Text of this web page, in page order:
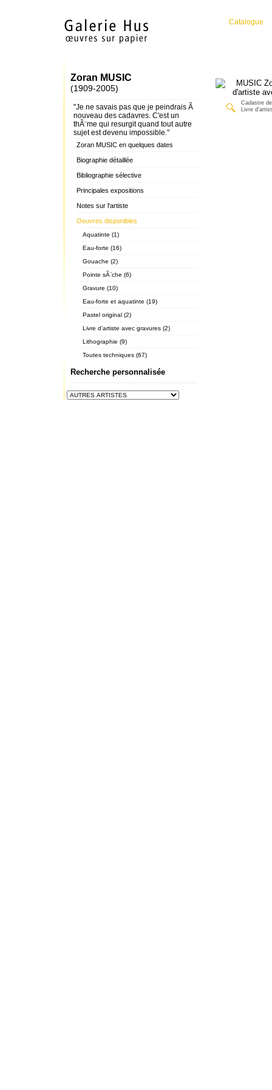
Catalogue
Zoran MUSIC
(1909-2005)
"Je ne savais pas que je peindrais Ã
nouveau des cadavres. C'est un
thÃ¨me qui resurgit quand tout autre
sujet est devenu impossible."
Zoran MUSIC en quelques dates
Biographie détaillée
Bibliographie sélective
Principales expositions
Notes sur l'artiste
Oeuvres disponibles
Aquatinte (1)
Eau-forte (16)
Gouache (2)
Pointe sÃ¨che (6)
Gravure (10)
Eau-forte et aquatinte (19)
Pastel original (2)
Livre d'artiste avec gravures (2)
Lithographie (9)
Toutes techniques (67)
Recherche personnalisée
Cadastre
Livre